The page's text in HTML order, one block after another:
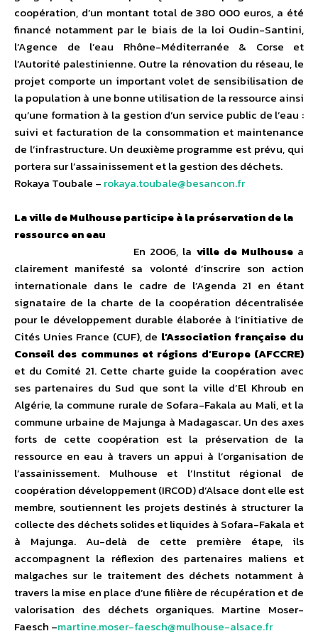
coopération, d’un montant total de 380 000 euros, a été
financé notamment par le biais de la loi Oudin-Santini,
l’Agence de l’eau Rhône-Méditerranée & Corse et
l’Autorité palestinienne. Outre la rénovation du réseau, le
projet comporte un important volet de sensibilisation de
la population à une bonne utilisation de la ressource ainsi
qu’une formation à la gestion d’un service public de l’eau :
suivi et facturation de la consommation et maintenance
de l’infrastructure. Un deuxième programme est prévu, qui
portera sur l’assainissement et la gestion des déchets.
Rokaya Toubale – rokaya.toubale@besancon.fr
La ville de Mulhouse participe à la préservation de la
ressource en eau
En 2006, la ville de Mulhousea
clairement manifesté sa volonté d’inscrire son action
internationale dans le cadre de l’Agenda 21 en étant
signataire de la charte de la coopération décentralisée
pour le développement durable élaborée à l’initiative de
Cités Unies France (CUF), de l’Association française du
Conseil des communes et régions d’Europe (AFCCRE)
et du Comité 21. Cette charte guide la coopération avec
ses partenaires du Sud que sont la ville d’El Khroub en
Algérie, la commune rurale de Sofara-Fakala au Mali, et la
commune urbaine de Majunga à Madagascar. Un des axes
forts de cette coopération est la préservation de la
ressource en eau à travers un appui à l’organisation de
l’assainissement. Mulhouse et l’Institut régional de
coopération développement (IRCOD) d’Alsace dont elle est
membre, soutiennent les projets destinés à structurer la
collecte des déchets solides et liquides à Sofara-Fakala et
à Majunga. Au-delà de cette première étape, ils
accompagnent la réflexion des partenaires maliens et
malgaches sur le traitement des déchets notamment à
travers la mise en place d’une filière de récupération et de
valorisation des déchets organiques. Martine Moser-
Faesch –martine.moser-faesch@mulhouse-alsace.fr